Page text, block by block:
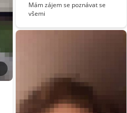
Mám zájem se poznávat se
všemi